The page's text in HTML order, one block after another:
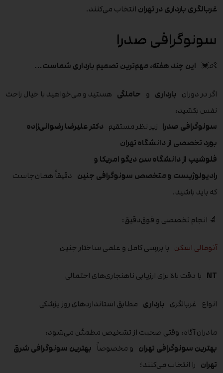
غربالگری بارداری در تهران انتخاب می‌کنند.
سونوگرافی صدرا
👶💓 این چند هفته، مهم‌ترین تصمیم بارداری شماست…
اگر در دوران بارداری و حاملگی هستید و می‌خواهید با خیال راحت
نفس بکشید،
سونوگرافی صدرا زیر نظر مستقیم دکتر علیرضا رضوانی‌زاده
بورد تخصصی از دانشگاه تهران
فلوشیپ از دانشگاه سن دیگو امریکا و
رادیولوژیست و متخصص سونوگرافی جنین دقیقاً همان‌جاست
که باید باشید.
🔬 انجام تخصصی و فوق‌دقیق:
آنومالی اسکن با بررسی کامل و علمی ساختار جنین
NT با دقت بالا برای ارزیابی ناهنجاری‌های احتمالی
انواع غربالگری بارداری مطابق استانداردهای روز پزشکی
مادران آگاه، وقتی صحبت از تشخیص مطمئن می‌شود،
بهترین سونوگرافی تهران و مخصوصاً بهترین سونوگرافی شرق
تهران را انتخاب می‌کنند؛